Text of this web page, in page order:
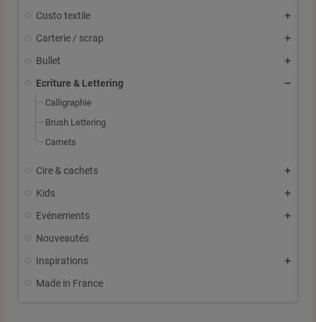
Custo textile
Carterie / scrap
Bullet
Ecriture & Lettering
Calligraphie
Brush Lettering
Carnets
Cire & cachets
Kids
Evénements
Nouveautés
Inspirations
Made in France